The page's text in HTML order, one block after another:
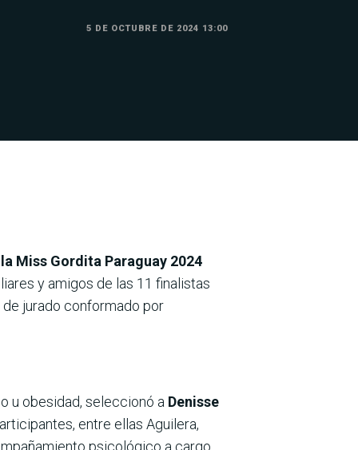
5 DE OCTUBRE DE 2024 13:00
Miss Gordita Paraguay 2024
y amigos de las 11 finalistas
de jurado conformado por
u obesidad, seleccionó a Denisse
entre ellas Aguilera,
psicológico a cargo